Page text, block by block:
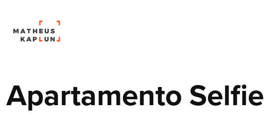
Apartamento Selfie